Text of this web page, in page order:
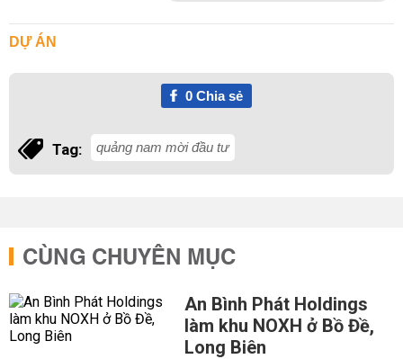
DỰ ÁN
0Chia sẻ
Tag: quảng nam mời đầu tư
CÙNG CHUYÊN MỤC
An Bình Phát Holdings
làm khu NOXH ở Bồ Đề,
Long Biên